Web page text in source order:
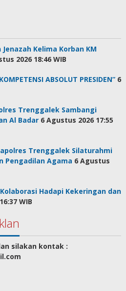
Kelima Korban KM
2026 18:46 WIB
ABSOLUT PRESIDEN” 6
Trenggalek Sambangi
Al Badar 6 Agustus 2026 17:55
Trenggalek Silaturahmi
Pengadilan Agama 6 Agustus
Hadapi Kekeringan dan
WIB
silakan kontak :